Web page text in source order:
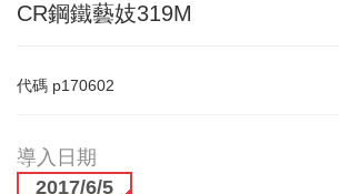
CR鋼鐵藝妓319M
代碼 p170602
導入日期
2017/6/5